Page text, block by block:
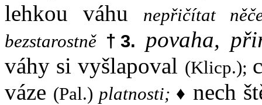
lehkou váhu
nepřičítat
bezstarostně †3. povaha,
váhy si vyšlapoval (Klicp.);
váze (Pal.) platnosti; ♦ nech